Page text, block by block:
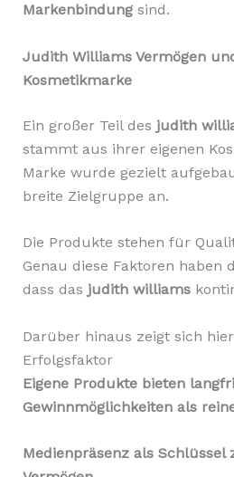
Markenbindungsind.
Judith Williams Vermögen
Kosmetikmarke
Ein großer Teil des judith
stammt aus ihrer eigenen
Marke wurde gezielt
breite Zielgruppe an.
Die Produkte stehen für
Genau diese Faktoren haben
dass das judith williams
Darüber hinaus zeigt sich
Erfolgsfaktor
Eigene Produkte bieten
Gewinnmöglichkeiten als
Medienpräsenz als